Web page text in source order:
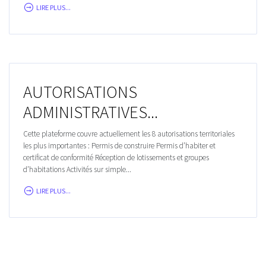
LIRE PLUS...
AUTORISATIONS
ADMINISTRATIVES...
Cette plateforme couvre actuellement les 8 autorisations territoriales
les plus importantes : Permis de construire Permis d’habiter et
certificat de conformité Réception de lotissements et groupes
d’habitations Activités sur simple...
LIRE PLUS...